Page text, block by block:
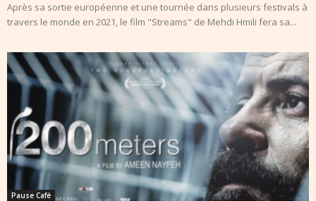
Après sa sortie européenne et une tournée dans plusieurs festivals à
travers le monde en 2021, le film "Streams" de Mehdi Hmili fera sa...
Pause Café